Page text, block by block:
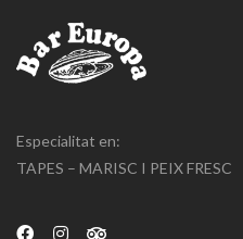
Especialitat en:
TAPES – MARISC I PEIX FRESC